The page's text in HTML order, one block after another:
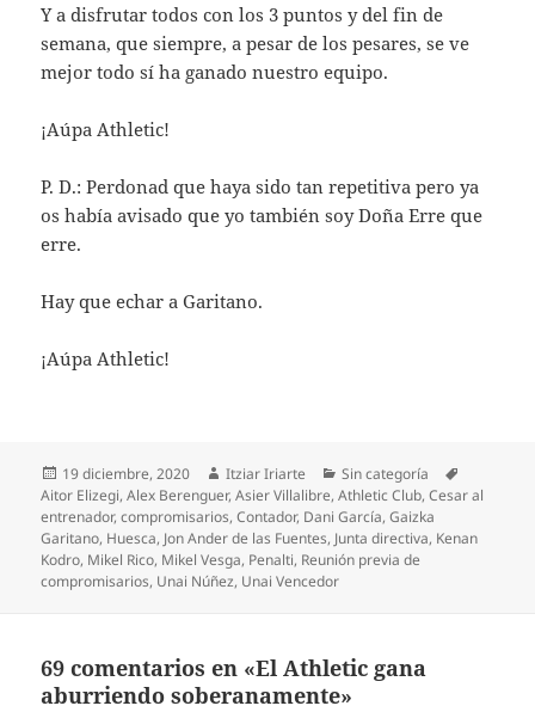
Y a disfrutar todos con los 3 puntos y del fin de
semana, que siempre, a pesar de los pesares, se ve
mejor todo sí ha ganado nuestro equipo.
¡Aúpa Athletic!
P. D.: Perdonad que haya sido tan repetitiva pero ya
os había avisado que yo también soy Doña Erre que
erre.
Hay que echar a Garitano.
¡Aúpa Athletic!
Publicado
el
19 diciembre, 2020 Autor
Itziar Iriarte Categorías
Sin categoría
Aitor Elizegi,Alex Berenguer,Asier Villalibre,Athletic Club,Cesar al
entrenador,compromisarios,Contador, Dani García,Gaizka
Garitano, Huesca, Jon Ander de las Fuentes, Junta directiva, Kenan
Kodro, Mikel Rico, Mikel Vesga, Penalti, Reunión previa de
compromisarios, Unai Núñez, Unai Vencedor
69 comentarios en «El Athletic gana
aburriendo soberanamente»